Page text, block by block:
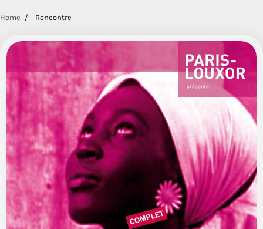
Home Rencontre